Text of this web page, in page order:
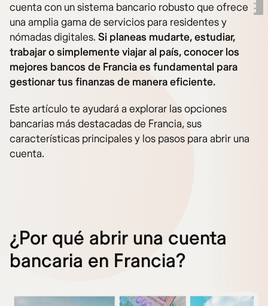
cuenta con un sistema bancario robusto que ofrece
una amplia gama de servicios para residentes y
nómadas digitales. Si planeas mudarte, estudiar,
trabajar o simplemente viajar al país, conocer los
mejores bancos de Francia es fundamental para
gestionar tus finanzas de manera eficiente.
Este artículo te ayudará a explorar las opciones
bancarias más destacadas de Francia, sus
características principales y los pasos para abrir una
cuenta.
¿Por qué abrir una cuenta
bancaria en Francia?